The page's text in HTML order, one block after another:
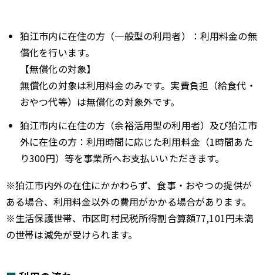
狛江市内に在住の方（一般型の利用者）：利用料金の無
償化を行います。
【無償化の対象】
無償化の対象は利用料金のみです。実費負担（給食代・
おやつ代等）は無償化の対象外です。
狛江市内に在住の方（余裕活用型の利用者）及び狛江市
外に在住の方：利用時間に応じた利用料金（1時間あた
り300円）等を事業所へお支払いいただきます。
※狛江市内外の在住にかかわらず、食事・おやつの提供が
ある場合、利用料金以外の費用がかかる場合があります。
※生活保護世帯、市区町村民税所得割合算額77,101円未満
の世帯は減免が受けられます。